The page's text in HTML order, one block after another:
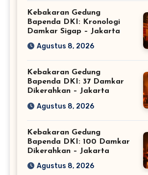
Kebakaran Gedung
Bapenda DKI: Kronologi
Damkar Sigap – Jakarta
Agustus 8, 2026
Kebakaran Gedung
Bapenda DKI: 37 Damkar
Dikerahkan – Jakarta
Agustus 8, 2026
Kebakaran Gedung
Bapenda DKI: 100 Damkar
Dikerahkan – Jakarta
Agustus 8, 2026